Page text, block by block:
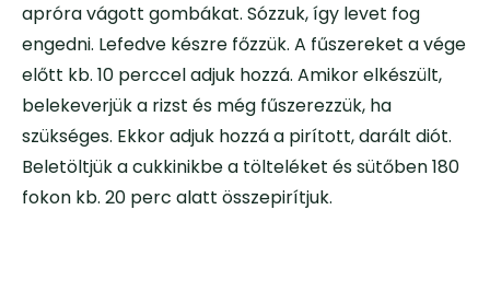
apróra vágott gombákat. Sózzuk, így levet fog
engedni. Lefedve készre főzzük. A fűszereket a vége
előtt kb. 10 perccel adjuk hozzá. Amikor elkészült,
belekeverjük a rizst és még fűszerezzük, ha
szükséges. Ekkor adjuk hozzá a pirított, darált diót.
Beletöltjük a cukkinikbe a tölteléket és sütőben 180
fokon kb. 20 perc alatt összepirítjuk.